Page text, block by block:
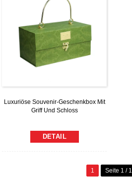
Luxuriöse Souvenir-Geschenkbox Mit
Griff Und Schloss
DETAIL
1 Seite 1 / 1